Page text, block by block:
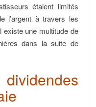
étaient limités
l’argent à travers les
existe une multitude de
dans la suite de